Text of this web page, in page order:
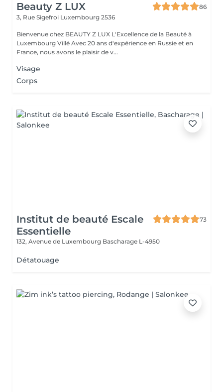
Beauty Z LUX
86
3, Rue Sigefroi Luxembourg 2536
Bienvenue chez BEAUTY Z LUX L'Excellence de la Beauté à
Luxembourg Villé Avec 20 ans d'expérience en Russie et en
France, nous avons le plaisir de v...
Visage
Corps
Institut de beauté Escale
Essentielle
73
132, Avenue de Luxembourg Bascharage L-4950
Détatouage